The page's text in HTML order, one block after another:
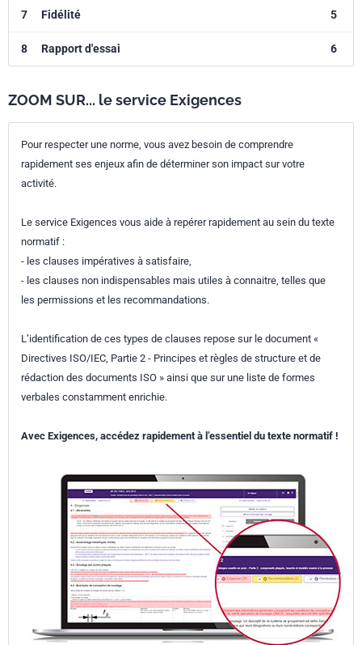
7 Fidélité 5
8 Rapport d'essai 6
ZOOM SUR... le service Exigences
Pour respecter une norme, vous avez besoin de comprendre
rapidement ses enjeux afin de déterminer son impact sur votre
activité.
Le service Exigences vous aide à repérer rapidement au sein du texte
normatif :
- les clauses impératives à satisfaire,
- les clauses non indispensables mais utiles à connaitre, telles que
les permissions et les recommandations.
L’identification de ces types de clauses repose sur le document «
Directives ISO/IEC, Partie 2 - Principes et règles de structure et de
rédaction des documents ISO » ainsi que sur une liste de formes
verbales constamment enrichie.
Avec Exigences, accédez rapidement à l’essentiel du texte normatif !